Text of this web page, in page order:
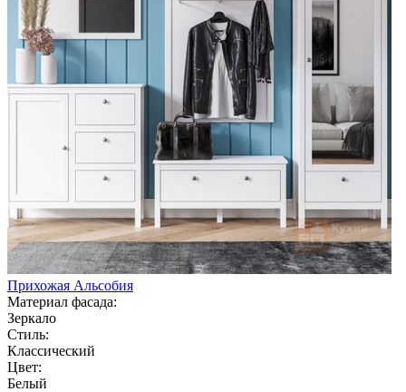
Прихожая Альсобия
Материал фасада:
Зеркало
Стиль:
Классический
Цвет:
Белый